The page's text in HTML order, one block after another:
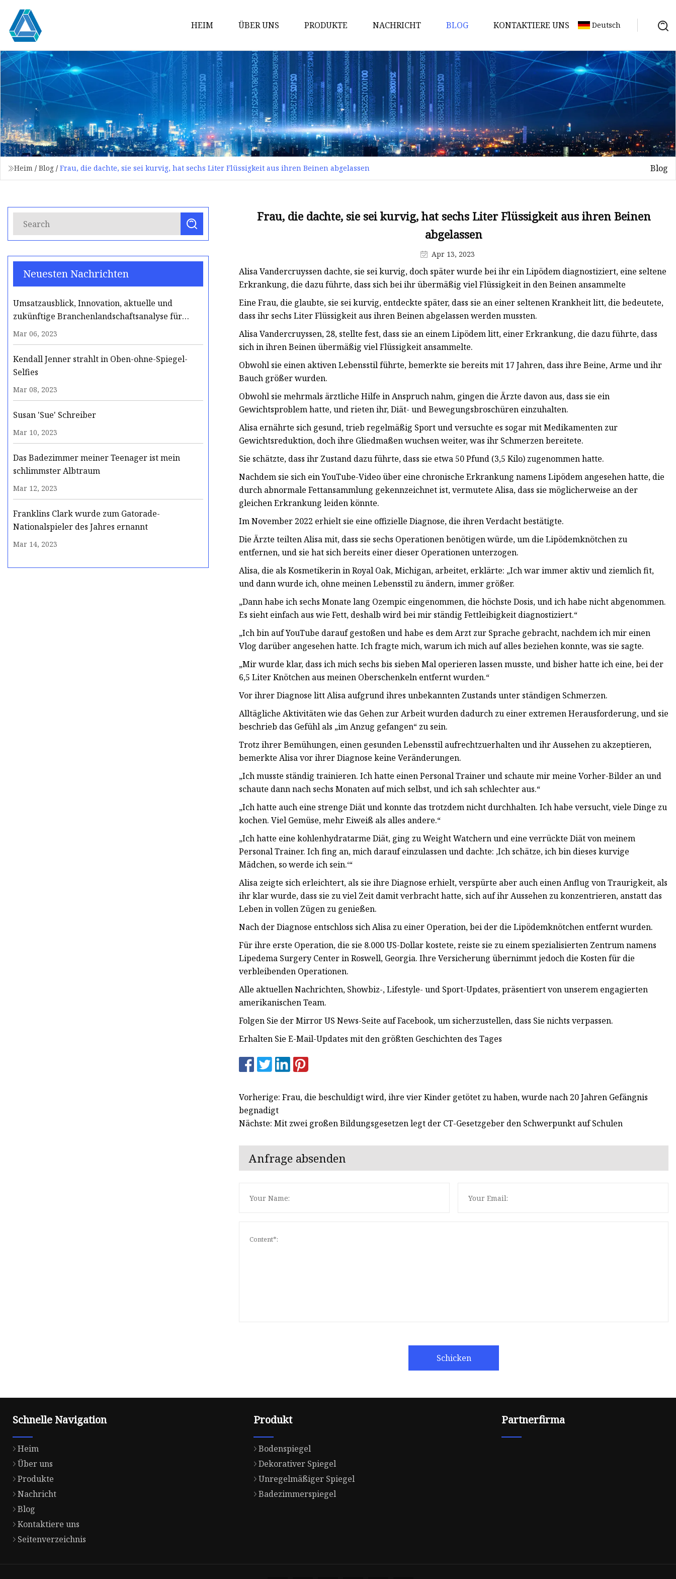
HEIM ÜBER UNS PRODUKTE
Bodenspiegel
Dekorativer Spiegel
Unregelmäßiger Spiegel
Badezimmerspiegel
NACHRICHT BLOG KONTAKTIERE UNS Deutsch
Heim / Blog / Frau, die dachte, sie sei kurvig, hat sechs Liter Flüssigkeit aus ihren Beinen abgelassen Blog
Neuesten Nachrichten
Umsatzausblick, Innovation, aktuelle und
zukünftige Branchenlandschaftsanalyse für
Badezimmerspiegelwischer-Markt 2031
Mar 06, 2023
Kendall Jenner strahlt in Oben-ohne-Spiegel-
Selfies
Mar 08, 2023
Susan 'Sue' Schreiber
Mar 10, 2023
Das Badezimmer meiner Teenager ist mein
schlimmster Albtraum
Mar 12, 2023
Franklins Clark wurde zum Gatorade-
Nationalspieler des Jahres ernannt
Mar 14, 2023
Frau, die dachte, sie sei kurvig, hat sechs Liter Flüssigkeit aus ihren Beinen
abgelassen
Apr 13, 2023
Alisa Vandercruyssen dachte, sie sei kurvig, doch später wurde bei ihr ein Lipödem diagnostiziert, eine seltene
Erkrankung, die dazu führte, dass sich bei ihr übermäßig viel Flüssigkeit in den Beinen ansammelte
Eine Frau, die glaubte, sie sei kurvig, entdeckte später, dass sie an einer seltenen Krankheit litt, die bedeutete,
dass ihr sechs Liter Flüssigkeit aus ihren Beinen abgelassen werden mussten.
Alisa Vandercruyssen, 28, stellte fest, dass sie an einem Lipödem litt, einer Erkrankung, die dazu führte, dass
sich in ihren Beinen übermäßig viel Flüssigkeit ansammelte.
Obwohl sie einen aktiven Lebensstil führte, bemerkte sie bereits mit 17 Jahren, dass ihre Beine, Arme und ihr
Bauch größer wurden.
Obwohl sie mehrmals ärztliche Hilfe in Anspruch nahm, gingen die Ärzte davon aus, dass sie ein
Gewichtsproblem hatte, und rieten ihr, Diät- und Bewegungsbroschüren einzuhalten.
Alisa ernährte sich gesund, trieb regelmäßig Sport und versuchte es sogar mit Medikamenten zur
Gewichtsreduktion, doch ihre Gliedmaßen wuchsen weiter, was ihr Schmerzen bereitete.
Sie schätzte, dass ihr Zustand dazu führte, dass sie etwa 50 Pfund (3,5 Kilo) zugenommen hatte.
Nachdem sie sich ein YouTube-Video über eine chronische Erkrankung namens Lipödem angesehen hatte, die
durch abnormale Fettansammlung gekennzeichnet ist, vermutete Alisa, dass sie möglicherweise an der
gleichen Erkrankung leiden könnte.
Im November 2022 erhielt sie eine offizielle Diagnose, die ihren Verdacht bestätigte.
Die Ärzte teilten Alisa mit, dass sie sechs Operationen benötigen würde, um die Lipödemknötchen zu
entfernen, und sie hat sich bereits einer dieser Operationen unterzogen.
Alisa, die als Kosmetikerin in Royal Oak, Michigan, arbeitet, erklärte: „Ich war immer aktiv und ziemlich fit,
und dann wurde ich, ohne meinen Lebensstil zu ändern, immer größer.
„Dann habe ich sechs Monate lang Ozempic eingenommen, die höchste Dosis, und ich habe nicht abgenommen.
Es sieht einfach aus wie Fett, deshalb wird bei mir ständig Fettleibigkeit diagnostiziert.“
„Ich bin auf YouTube darauf gestoßen und habe es dem Arzt zur Sprache gebracht, nachdem ich mir einen
Vlog darüber angesehen hatte. Ich fragte mich, warum ich mich auf alles beziehen konnte, was sie sagte.
„Mir wurde klar, dass ich mich sechs bis sieben Mal operieren lassen musste, und bisher hatte ich eine, bei der
6,5 Liter Knötchen aus meinen Oberschenkeln entfernt wurden.“
Vor ihrer Diagnose litt Alisa aufgrund ihres unbekannten Zustands unter ständigen Schmerzen.
Alltägliche Aktivitäten wie das Gehen zur Arbeit wurden dadurch zu einer extremen Herausforderung, und sie
beschrieb das Gefühl als „im Anzug gefangen“ zu sein.
Trotz ihrer Bemühungen, einen gesunden Lebensstil aufrechtzuerhalten und ihr Aussehen zu akzeptieren,
bemerkte Alisa vor ihrer Diagnose keine Veränderungen.
„Ich musste ständig trainieren. Ich hatte einen Personal Trainer und schaute mir meine Vorher-Bilder an und
schaute dann nach sechs Monaten auf mich selbst, und ich sah schlechter aus.“
„Ich hatte auch eine strenge Diät und konnte das trotzdem nicht durchhalten. Ich habe versucht, viele Dinge zu
kochen. Viel Gemüse, mehr Eiweiß als alles andere.“
„Ich hatte eine kohlenhydratarme Diät, ging zu Weight Watchern und eine verrückte Diät von meinem
Personal Trainer. Ich fing an, mich darauf einzulassen und dachte: ‚Ich schätze, ich bin dieses kurvige
Mädchen, so werde ich sein.‘“
Alisa zeigte sich erleichtert, als sie ihre Diagnose erhielt, verspürte aber auch einen Anflug von Traurigkeit, als
ihr klar wurde, dass sie zu viel Zeit damit verbracht hatte, sich auf ihr Aussehen zu konzentrieren, anstatt das
Leben in vollen Zügen zu genießen.
Nach der Diagnose entschloss sich Alisa zu einer Operation, bei der die Lipödemknötchen entfernt wurden.
Für ihre erste Operation, die sie 8.000 US-Dollar kostete, reiste sie zu einem spezialisierten Zentrum namens
Lipedema Surgery Center in Roswell, Georgia. Ihre Versicherung übernimmt jedoch die Kosten für die
verbleibenden Operationen.
Alle aktuellen Nachrichten, Showbiz-, Lifestyle- und Sport-Updates, präsentiert von unserem engagierten
amerikanischen Team.
Folgen Sie der Mirror US News-Seite auf Facebook, um sicherzustellen, dass Sie nichts verpassen.
Erhalten Sie E-Mail-Updates mit den größten Geschichten des Tages
Vorherige: Frau, die beschuldigt wird, ihre vier Kinder getötet zu haben, wurde nach 20 Jahren Gefängnis
begnadigt
Nächste: Mit zwei großen Bildungsgesetzen legt der CT-Gesetzgeber den Schwerpunkt auf Schulen
Anfrage absenden
Schicken
Schnelle Navigation
Heim
Über uns
Produkte
Nachricht
Blog
Kontaktiere uns
Seitenverzeichnis
Produkt
Bodenspiegel
Dekorativer Spiegel
Unregelmäßiger Spiegel
Badezimmerspiegel
Partnerfirma